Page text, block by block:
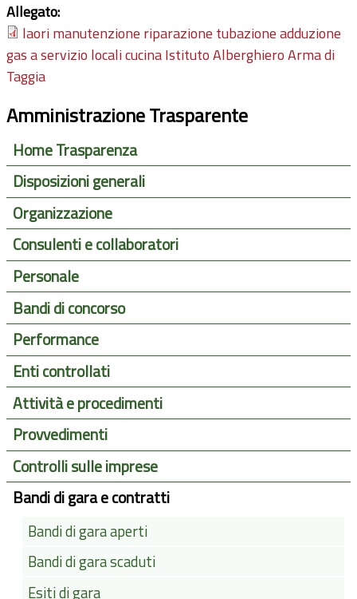
Allegato:
laori manutenzione riparazione tubazione adduzione
gas a servizio locali cucina Istituto Alberghiero Arma di
Taggia
Amministrazione Trasparente
Home Trasparenza
Disposizioni generali
Organizzazione
Consulenti e collaboratori
Personale
Bandi di concorso
Performance
Enti controllati
Attività e procedimenti
Provvedimenti
Controlli sulle imprese
Bandi di gara e contratti
Bandi di gara aperti
Bandi di gara scaduti
Esiti di gara